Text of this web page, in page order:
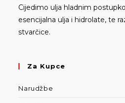
Cijedimo ulja hladnim
esencijalna ulja i hidrolate, te
stvarčice.
Za Kupce
Narudžbe